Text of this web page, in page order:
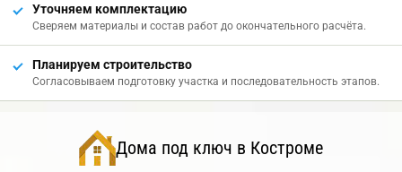
Уточняем комплектацию
Сверяем материалы и состав работ до окончательного расчёта.
Планируем строительство
Согласовываем подготовку участка и последовательность этапов.
Дома под ключ в Костроме